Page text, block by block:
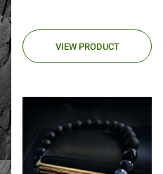
VIEW PRODUCT